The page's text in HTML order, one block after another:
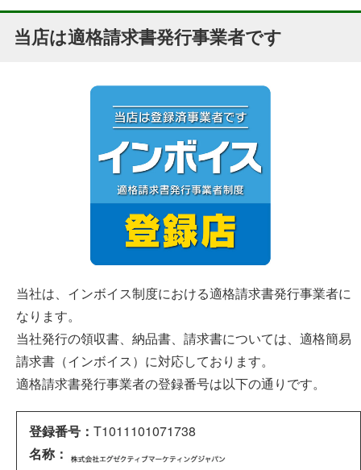
当店は適格請求書発行事業者です
当社は、インボイス制度における適格請求書発行事業者に
なります。
当社発行の領収書、納品書、請求書については、適格簡易
請求書（インボイス）に対応しております。
適格請求書発行事業者の登録番号は以下の通りです。
登録番号： T1011101071738
名称：